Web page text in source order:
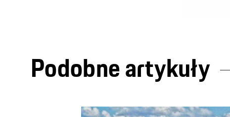
Podobne artykuły